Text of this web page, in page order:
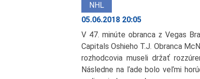
NHL
05.06.2018 20:05
V 47. minúte obranca z Vegas
Capitals Oshieho T.J. Obranca
rozhodcovia museli držať
Následne na ľade bolo veľmi